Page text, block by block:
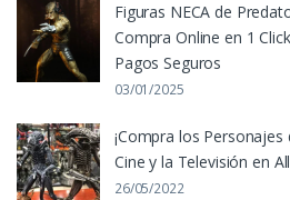
Figuras NECA de
Compra Online en 1
Pagos Seguros
03/01/2025
¡Compra los
Cine y la Televisión en
26/05/2022